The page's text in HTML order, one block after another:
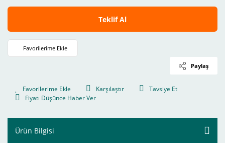
Teklif Al
Paylaş
Karşılaştır
Tavsiye Et
Fiyatı Düşünce Haber Ver
Ürün Bilgisi